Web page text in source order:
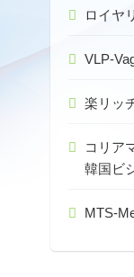
ロイヤ
VLP-
楽リッ
コリア
韓国ビ
MTS-